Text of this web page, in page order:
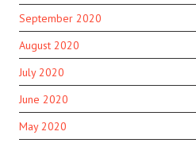
September 2020
August 2020
July 2020
June 2020
May 2020